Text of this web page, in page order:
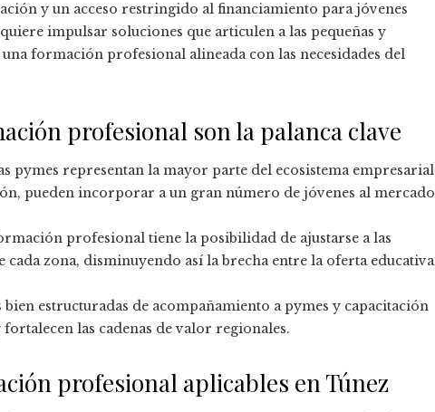
y un acceso restringido al financiamiento para jóvenes
impulsar soluciones que articulen a las pequeñas y
formación profesional alineada con las necesidades del
profesional son la palanca clave
pymes representan la mayor parte del ecosistema empresarial
pueden incorporar a un gran número de jóvenes al mercado
profesional tiene la posibilidad de ajustarse a las
cada zona, disminuyendo así la brecha entre la oferta educativa
estructuradas de acompañamiento a pymes y capacitación
las cadenas de valor regionales.
profesional aplicables en Túnez